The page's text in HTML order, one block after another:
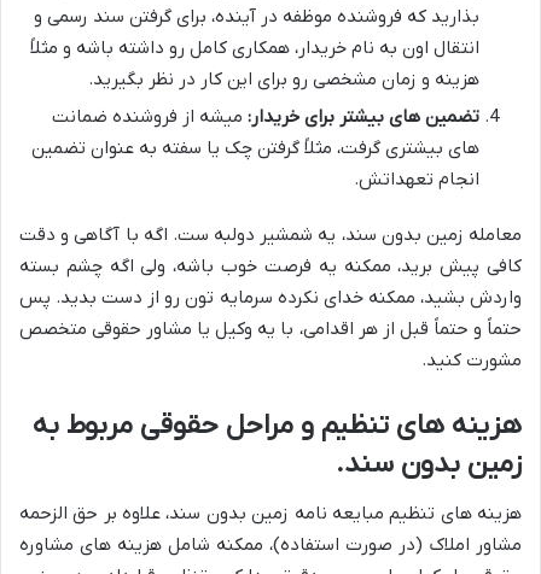
بذارید که فروشنده موظفه در آینده، برای گرفتن سند رسمی و
انتقال اون به نام خریدار، همکاری کامل رو داشته باشه و مثلاً
هزینه و زمان مشخصی رو برای این کار در نظر بگیرید.
تضمین های بیشتر برای خریدار: میشه از فروشنده ضمانت
های بیشتری گرفت، مثلاً گرفتن چک یا سفته به عنوان تضمین
انجام تعهداتش.
معامله زمین بدون سند، یه شمشیر دولبه ست. اگه با آگاهی و دقت
کافی پیش برید، ممکنه یه فرصت خوب باشه، ولی اگه چشم بسته
واردش بشید، ممکنه خدای نکرده سرمایه تون رو از دست بدید. پس
حتماً و حتماً قبل از هر اقدامی، با یه وکیل یا مشاور حقوقی متخصص
مشورت کنید.
هزینه های تنظیم و مراحل حقوقی مربوط به
زمین بدون سند.
هزینه های تنظیم مبایعه نامه زمین بدون سند، علاوه بر حق الزحمه
مشاور املاک (در صورت استفاده)، ممکنه شامل هزینه های مشاوره